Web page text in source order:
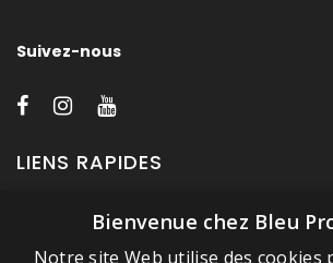
Suivez-nous
LIENS RAPIDES
A propos de Bleu Provence
Bienvenue chez Bleu
Notre site Web utilise des cookies